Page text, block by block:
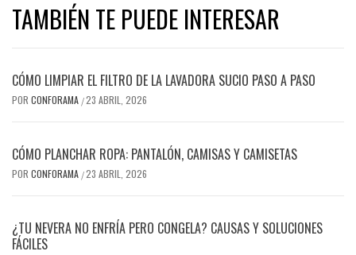
TAMBIÉN TE PUEDE INTERESAR
CÓMO LIMPIAR EL FILTRO DE LA LAVADORA SUCIO PASO A PASO
POR CONFORAMA /23 ABRIL, 2026
CÓMO PLANCHAR ROPA: PANTALÓN, CAMISAS Y CAMISETAS
POR CONFORAMA /23 ABRIL, 2026
¿TU NEVERA NO ENFRÍA PERO CONGELA? CAUSAS Y SOLUCIONES
FÁCILES